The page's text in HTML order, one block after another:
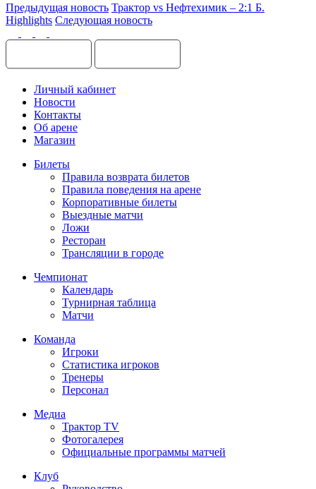
Предыдущая новость Трактор vs Нефтехимик – 2:1 Б.
Highlights Следующая новость
Личный кабинет
Новости
Контакты
Об арене
Магазин
Билеты
Правила возврата билетов
Правила поведения на арене
Корпоративные билеты
Выездные матчи
Ложи
Ресторан
Трансляции в городе
Чемпионат
Календарь
Турнирная таблица
Матчи
Команда
Игроки
Статистика игроков
Тренеры
Персонал
Медиа
Трактор TV
Фотогалерея
Официальные программы матчей
Клуб